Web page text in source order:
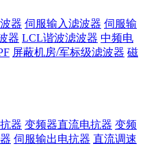
器 伺服输入滤波器 伺服输
器 LCL谐波滤波器 中频电
屏蔽机房/军标级滤波器 磁
器 变频器直流电抗器 变频
伺服输出电抗器 直流调速